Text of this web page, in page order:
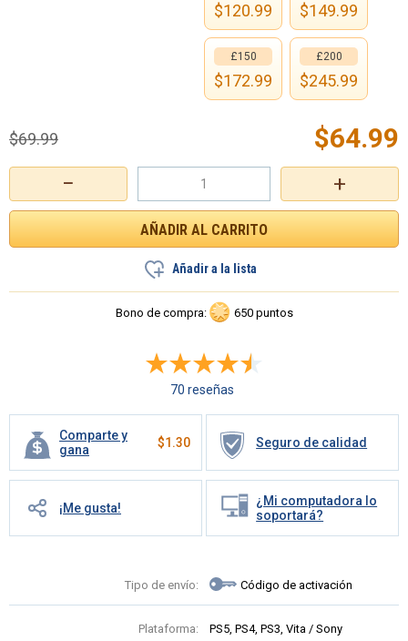
+
−
$64.99
$69.99
Añadir a la lista
Bono de compra: 650 puntos
70 reseñas
Comparte y
gana
$1.30 Seguro de calidad
¡Me gusta!
¿Mi computadora lo
soportará?
Tipo de envío: Código de activación
Plataforma:
PS5, PS4, PS3, Vita / Sony
$120.99 $149.99
£150
$172.99
£200
$245.99